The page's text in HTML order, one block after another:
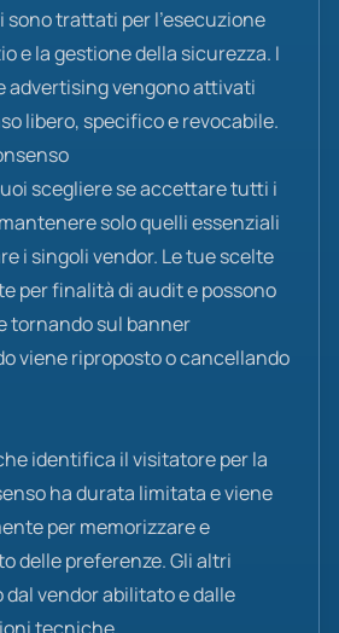
sono trattati per l'esecuzione
e la gestione della sicurezza. I
advertising vengono attivati
libero, specifico e revocabile.
scegliere se accettare tutti i
solo quelli essenziali
i singoli vendor. Le tue scelte
per finalità di audit e possono
tornando sul banner
viene riproposto o cancellando
identifica il visitatore per la
ha durata limitata e viene
per memorizzare e
delle preferenze. Gli altri
vendor abilitato e dalle